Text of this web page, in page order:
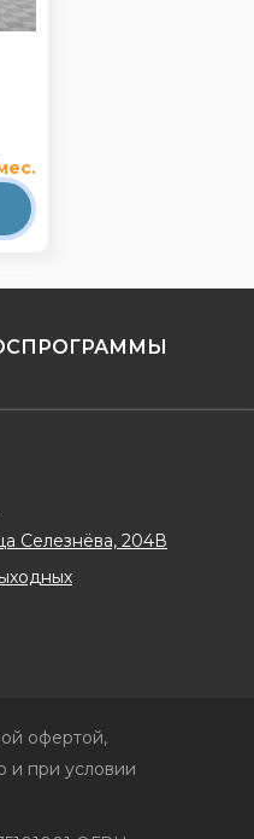
Селезнёва, 204В
офертой,
и при условии